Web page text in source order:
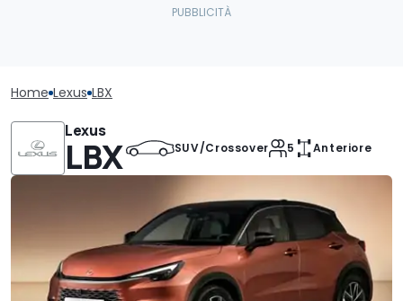
Home Lexus LBX
Lexus
LBX SUV/Crossover 5 Anteriore